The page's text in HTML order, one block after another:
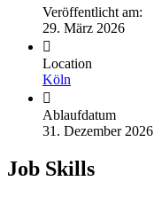
Veröffentlicht am:
29. März 2026
Location
Köln
Ablaufdatum
31. Dezember 2026
Job Skills